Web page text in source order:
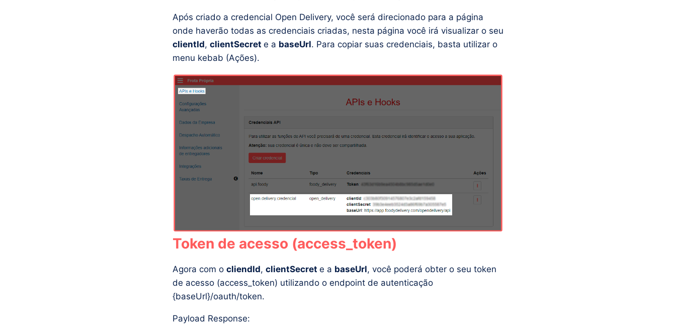
Após criado a credencial Open Delivery, você será direcionado para a página
onde haverão todas as credenciais criadas, nesta página você irá visualizar o seu
clientId, clientSecret e a baseUrl. Para copiar suas credenciais, basta utilizar o
menu kebab (Ações).
Token de acesso (access_token)
Agora com o cliendId, clientSecret e a baseUrl, você poderá obter o seu token
de acesso (access_token) utilizando o endpoint de autenticação
{baseUrl}/oauth/token.
Payload Response: